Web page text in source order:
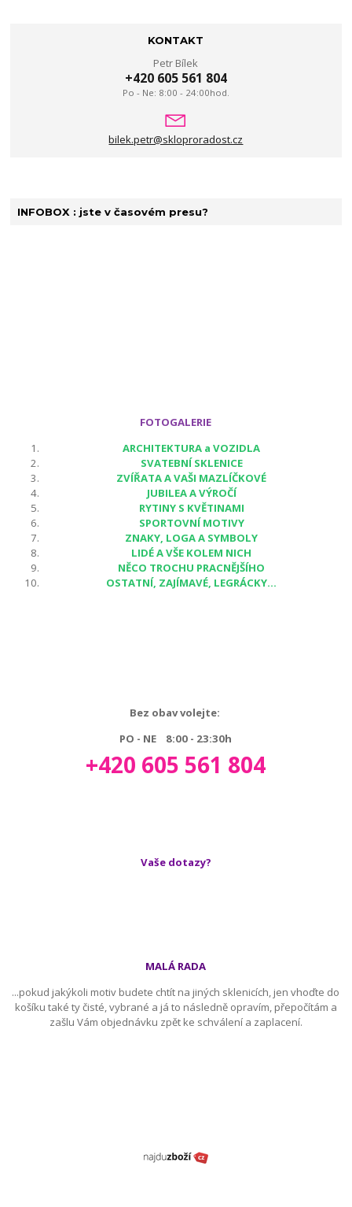
KONTAKT
Petr Bílek
+420 605 561 804
Po - Ne: 8:00 - 24:00hod.
bilek.petr@skloproradost.cz
INFOBOX : jste v časovém presu?
FOTOGALERIE
ARCHITEKTURA a VOZIDLA
SVATEBNÍ SKLENICE
ZVÍŘATA A VAŠI MAZLÍČKOVÉ
JUBILEA A VÝROČÍ
RYTINY S KVĚTINAMI
SPORTOVNÍ MOTIVY
ZNAKY, LOGA A SYMBOLY
LIDÉ A VŠE KOLEM NICH
NĚCO TROCHU PRACNĚJŠÍHO
OSTATNÍ, ZAJÍMAVÉ, LEGRÁCKY...
Bez obav volejte:
PO - NE 8:00 - 23:30h
+420 605 561 804
Vaše dotazy?
MALÁ RADA
...pokud jakýkoli motiv budete chtít na jiných sklenicích, jen vhoďte do
košíku také ty čisté, vybrané a já to následně opravím, přepočítám a
zašlu Vám objednávku zpět ke schválení a zaplacení.